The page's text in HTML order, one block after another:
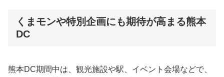
くまモンや特別企画にも期待が高まる熊本
DC
熊本DC期間中は、観光施設や駅、イベント会場などで、